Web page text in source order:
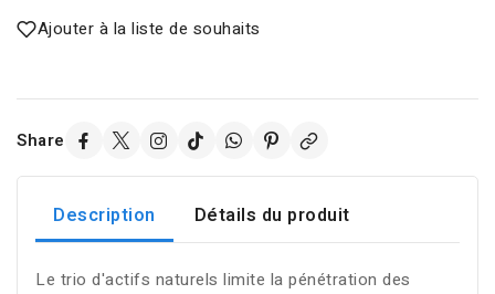
Ajouter à la liste de souhaits
Share
Description Détails du produit
Le trio d'actifs naturels limite la pénétration des